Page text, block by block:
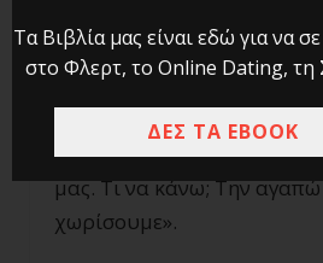
«Τώρα τελευταία η κοπέλα
συμπεριφορά και δείχνει
απόμακρη και λιγότερο
μας. Τι να κάνω; Την αγαπώ
χωρίσουμε».
Τα Βιβλία μας είναι εδώ για να
στο Φλερτ, το Online Dating, τη
ΔΕΣ ΤΑ EBOOK